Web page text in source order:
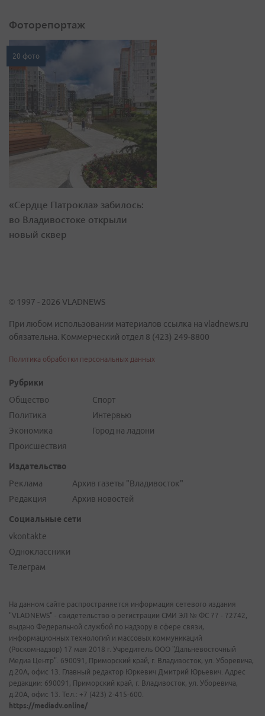
Фоторепортаж
20 фото
«Сердце Патрокла» забилось:
во Владивостоке открыли
новый сквер
© 1997 - 2026 VLADNEWS
При любом использовании материалов ссылка на vladnews.ru
обязательна. Коммерческий отдел 8 (423) 249-8800
Политика обработки персональных данных
Рубрики
Общество
Политика
Экономика
Происшествия
Спорт
Интервью
Город на ладони
Издательство
Реклама
Редакция
Архив газеты "Владивосток"
Архив новостей
Социальные сети
vkontakte
Одноклассники
Телеграм
На данном сайте распространяется информация сетевого издания
"VLADNEWS" - свидетельство о регистрации СМИ ЭЛ № ФС 77 - 72742,
выдано Федеральной службой по надзору в сфере связи,
информационных технологий и массовых коммуникаций
(Роскомнадзор) 17 мая 2018 г. Учредитель ООО "Дальневосточный
Медиа Центр". 690091, Приморский край, г. Владивосток, ул. Уборевича,
д.20А, офис 13. Главный редактор Юркевич Дмитрий Юрьевич. Адрес
редакции: 690091, Приморский край, г. Владивосток, ул. Уборевича,
д.20А, офис 13. Тел.: +7 (423) 2-415-600.
https://mediadv.online/